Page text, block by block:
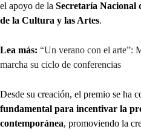
el apoyo de la Secretaría Nacional
de la Cultura y las Artes.
Lea más: “Un verano con el arte”:
marcha su ciclo de conferencias
Desde su creación, el premio se ha
fundamental para incentivar la
contemporánea, promoviendo la